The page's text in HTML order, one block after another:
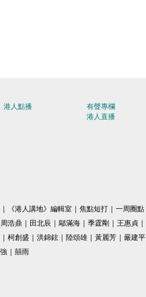
港人點播
有聲專欄
港人直播
| 《港人講地》編輯室 | 焦點短打 | 一周圈點
周浩鼎 | 田北辰 | 鄔滿海 | 季霆剛 | 王惠貞 |
| 柯創盛 | 洪錦鉉 | 陸頌雄 | 黃麗芳 | 嚴建平
| 囍雨